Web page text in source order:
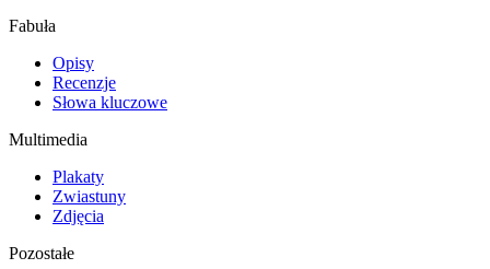
Fabuła
Opisy
Recenzje
Słowa kluczowe
Multimedia
Plakaty
Zwiastuny
Zdjęcia
Pozostałe